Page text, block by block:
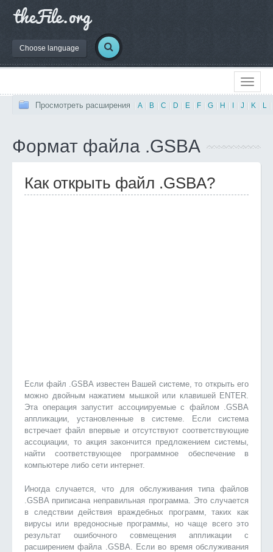
Choose language
Просмотреть расширения A B C D E F G H J K L
Формат файла .GSBA
Как открыть файл .GSBA?
Если файл .GSBA известен Вашей системе, то открыть его
можно двойным нажатием мышкой или клавишей ENTER.
Эта операция запустит ассоциируемые с файлом .GSBA
аппликации, установленные в системе. Если система
встречает файл впервые и отсутствуют соответствующие
ассоциации, то акция закончится предложением системы,
найти соответствующее программное обеспечение в
компьютере либо сети интернет.
Иногда случается, что для обслуживания типа файлов
.GSBA приписана неправильная программа. Это случается
в следствии действия враждебных программ, таких как
вирусы или вредоносные программы, но чаще всего это
результат ошибочного совмещения аппликации с
расширением файла .GSBA. Если во время обслуживания